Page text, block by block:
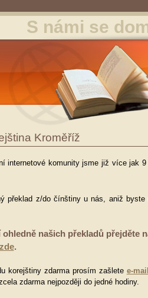
S námi se
Kroměříž
internetové komunity jsme již více jak
překlad z/do čínštiny u nás, aniž byste
našich překladů přejděte
zde.
korejštiny zdarma prosím zašlete e-mail
zdarma nejpozději do jedné hodiny.